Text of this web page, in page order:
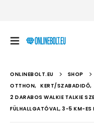
ONLINEBOLT.EU
SHOP
OTTHON, KERT/SZABADIDŐ,
2 DARABOS WALKIE TALKIE
FÜLHALLGATÓVAL, 3-5 KM-